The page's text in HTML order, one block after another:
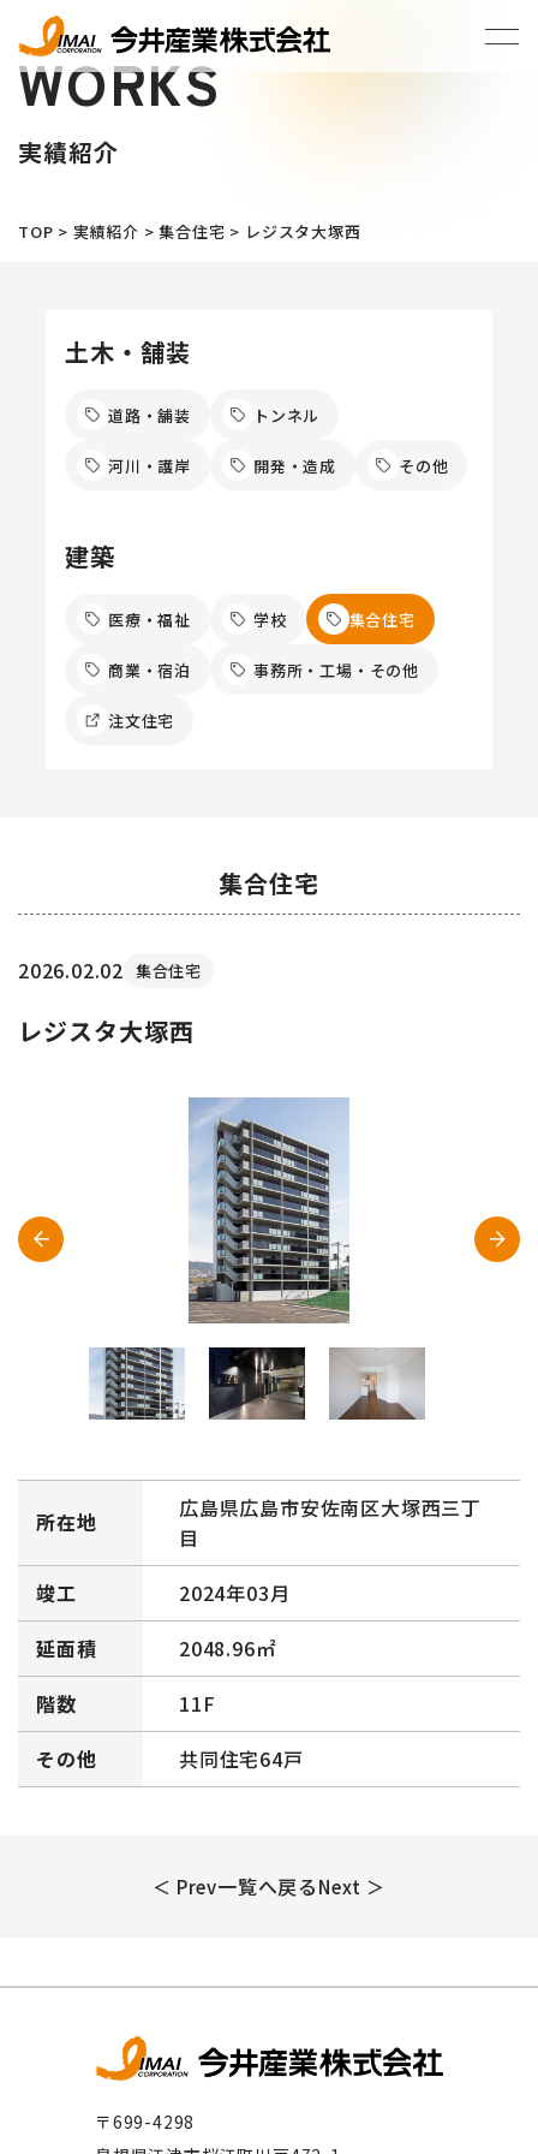
WORKS
実績紹介
TOP > 実績紹介 >集合住宅 > レジスタ大塚西
土木・舗装
道路・舗装 トンネル
河川・護岸 開発・造成 その他
建築
医療・福祉 学校 集合住宅
商業・宿泊 事務所・工場・その他
注文住宅
集合住宅
2026.02.02 集合住宅
レジスタ大塚西
所在地
広島県広島市安佐南区大塚西三丁
目
竣工
2024年03月
延面積
2048.96㎡
階数
11F
その他
共同住宅64戸
＜ Prev一覧へ戻るNext ＞
〒699-4298